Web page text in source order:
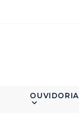
OUVIDORIA